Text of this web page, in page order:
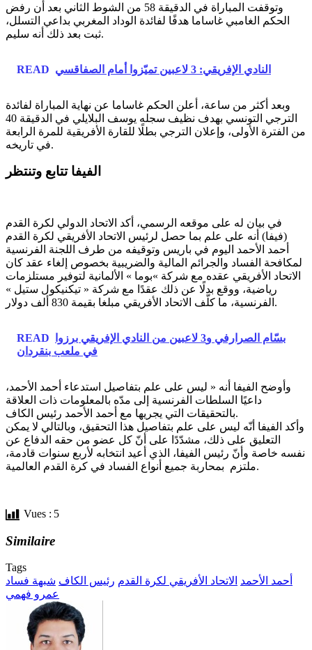
وتوقفت المباراة في الدقيقة 58 من الشوط الثاني بعد أن رفض
الحكم الغامبي غاساما هدفًا لفائدة الوداد المغربي بداعي التسلل،
ثبت بعد ذلك أنه سليم.
READ النادي الإفريقي: 3 لاعبين تميّزوا أمام الصفاقسي
وبعد أكثر من ساعة، أعلن الحكم غاساما عن نهاية المباراة لفائدة
الترجي التونسي بهدف نظيف سجله يوسف البلايلي في الدقيقة 40
من الفترة الأولى، وإعلان الترجي بطلًا للقارة الأفريقية للمرة الرابعة
في تاريخه.
الفيفا تتابع وتنتظر
في بيان له على موقعه الرسمي، أكد الاتحاد الدولي لكرة القدم
(فيفا) أنه على علم بما حصل لرئيس الاتحاد الأفريقي لكرة القدم
أحمد الأحمد اليوم في باريس وتوقيفه من طرف اللجنة الفرنسية
لمكافحة الفساد والجرائم المالية والضريبية بخصوص إلغاء عقد كان
الاتحاد الأفريقي عقده مع شركة »بوما » الألمانية لتوفير مستلزمات
رياضية، ووقع بدلًا عن ذلك عقدًا مع شركة « تيكنيكول ستيل »
الفرنسية، ما كلّف الاتحاد الأفريقي مبلغا بقيمة 830 ألف دولار.
READ
بسّام الصرارفي و3 لاعبين من النادي الإفريقي برزوا
في ملعب بنقردان
وأوضح الفيفا أنه « ليس على علم بتفاصيل استدعاء أحمد الأحمد،
داعيًا السلطات الفرنسية إلى مدّه بالمعلومات ذات العلاقة
بالتحقيقات التي يجريها مع أحمد الأحمد رئيس الكاف.
وأكد الفيفا أنّه ليس على علم بتفاصيل هذا التحقيق، وبالتالي لا يمكن
التعليق على ذلك، مشدّدًا على أنّ كل عضو من حقه الدفاع عن
نفسه خاصة وأنّ رئيس الفيفا، الذي أعيد انتخابه لأربع سنوات قادمة،
ملتزم بمحاربة جميع أنواع الفساد في كرة القدم العالمية.
Vues : 5
Similaire
Tags
أحمد الأحمد الاتحاد الأفريقي لكرة القدم رئيس الكاف شبهة فساد
عمرو فهمي